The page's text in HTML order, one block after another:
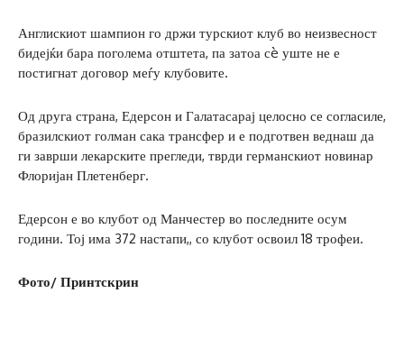
Англискиот шампион го држи турскиот клуб во неизвесност
бидејќи бара поголема отштета, па затоа сè уште не е
постигнат договор меѓу клубовите.
Од друга страна, Едерсон и Галатасарај целосно се согласиле,
бразилскиот голман сака трансфер и е подготвен веднаш да
ги заврши лекарските прегледи, тврди германскиот новинар
Флоријан Плетенберг.
Едерсон е во клубот од Манчестер во последните осум
години. Тој има 372 настапи,, со клубот освоил 18 трофеи.
Фото/ Принтскрин